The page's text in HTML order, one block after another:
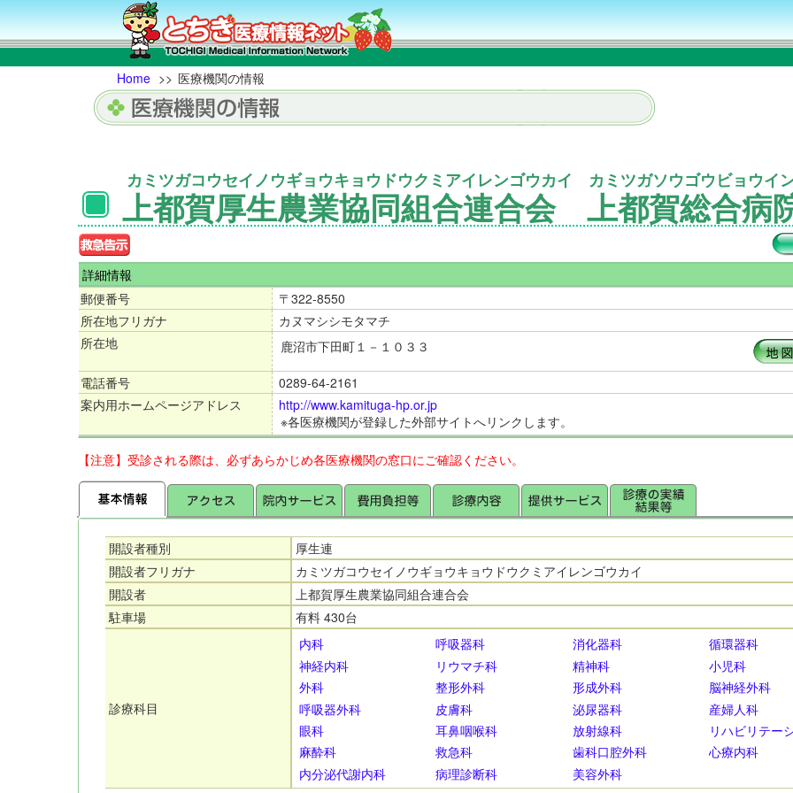
Home >> 医療機関の情報
カミツガコウセイノウギョウキョウドウクミアイレンゴウカイ カミツガソウゴウビョウイ
上都賀厚生農業協同組合連合会 上都賀総合病
詳細情報
郵便番号
〒322-8550
所在地フリガナ
カヌマシシモタマチ
所在地
鹿沼市下田町１－１０３３
電話番号
0289-64-2161
案内用ホームページアドレス
http://www.kamituga-hp.or.jp
※各医療機関が登録した外部サイトへリンクします。
【注意】受診される際は、必ずあらかじめ各医療機関の窓口にご確認ください。
開設者種別
厚生連
開設者フリガナ
カミツガコウセイノウギョウキョウドウクミアイレンゴウカイ
開設者
上都賀厚生農業協同組合連合会
駐車場
有料 430台
診療科目
内科 呼吸器科 消化器科
循環器科
神経内科
リウマチ科 精神科
小児科
外科
整形外科 形成外科
脳神経外科
呼吸器外科
皮膚科 泌尿器科
産婦人科
眼科
耳鼻咽喉科 放射線科
リハビリテー
麻酔科
救急科 歯科口腔外科
心療内科
内分泌代謝内科
病理診断科 美容外科